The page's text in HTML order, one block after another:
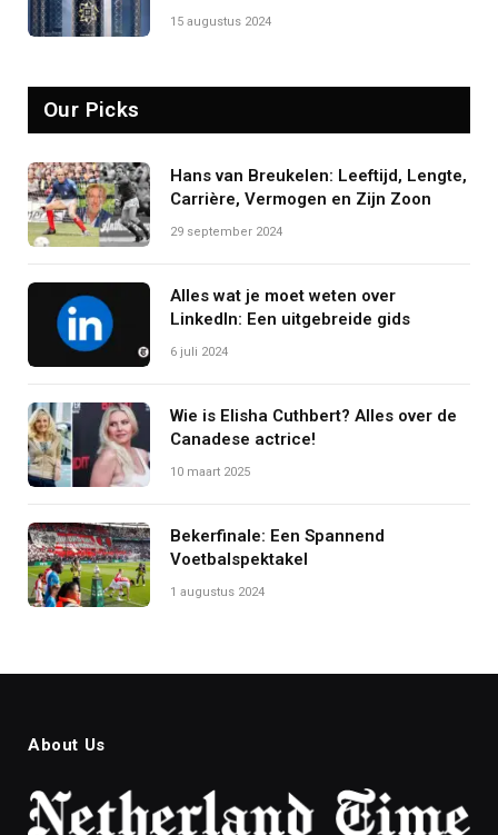
15 augustus 2024
Our Picks
Hans van Breukelen: Leeftijd, Lengte,
Carrière, Vermogen en Zijn Zoon
29 september 2024
Alles wat je moet weten over
LinkedIn: Een uitgebreide gids
6 juli 2024
Wie is Elisha Cuthbert? Alles over de
Canadese actrice!
10 maart 2025
Bekerfinale: Een Spannend
Voetbalspektakel
1 augustus 2024
About Us